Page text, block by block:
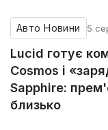
Авто Новини 5
Lucid готує
Cosmos і
Sapphire:
близько